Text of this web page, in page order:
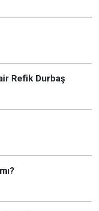
Refik Durbaş